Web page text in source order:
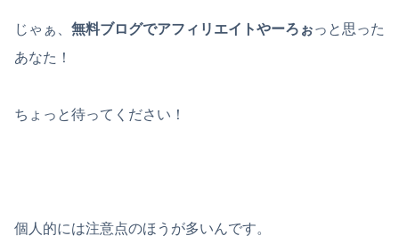
じゃぁ、 無料ブログでアフィリエイトやーろぉっと思った
あなた！
ちょっと待ってください！
個人的には注意点のほうが多いんです。